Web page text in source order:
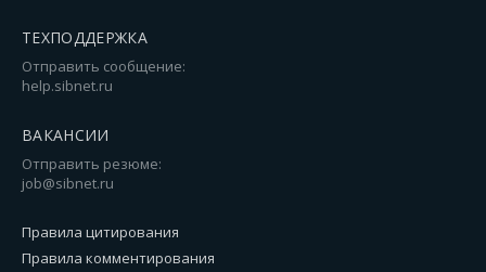
ТЕХПОДДЕРЖКА
Отправить сообщение:
help.sibnet.ru
ВАКАНСИИ
Отправить резюме:
job@sibnet.ru
Правила цитирования
Правила комментирования